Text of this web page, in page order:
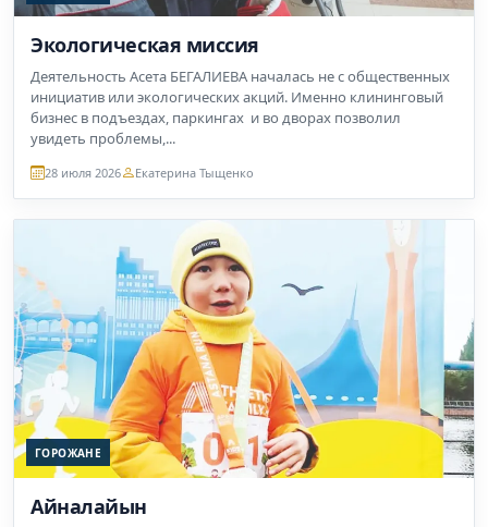
Экологическая миссия
Деятельность Асета БЕГАЛИЕВА началась не с общественных
инициатив или экологических акций. Именно клининговый
бизнес в подъездах, паркингах и во дворах позволил
увидеть проблемы,...
28 июля 2026 Екатерина Тыщенко
ГОРОЖАНЕ
Айналайын